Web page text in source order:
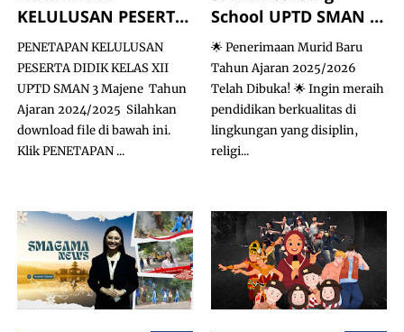
KELULUSAN PESERTA
DIDIK KELAS XII UPTD
SMAN 3 Majene
PENETAPAN KELULUSAN
PESERTA DIDIK KELAS XII
UPTD SMAN 3 Majene Tahun
Ajaran 2024/2025 Silahkan
download file di bawah ini.
Klik PENETAPAN ...
School UPTD SMAN 3
Majene Telah di
Buka
🌟 Penerimaan Murid Baru
Tahun Ajaran 2025/2026
Telah Dibuka! 🌟 Ingin meraih
pendidikan berkualitas di
lingkungan yang disiplin,
religi...